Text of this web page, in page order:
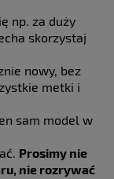
np. za duży
skorzystaj
nowy, bez
metki i
sam model w
Prosimy nie
nie rozrywać